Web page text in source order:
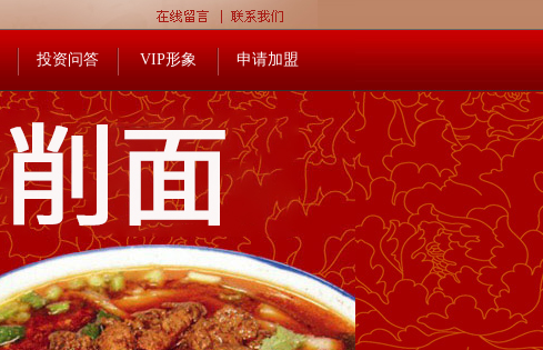
投资问答 VIP形象 申请加盟